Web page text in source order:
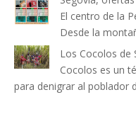
El centro de la
Desde la
Los Cocolos de
Cocolos es un
para denigrar al poblador